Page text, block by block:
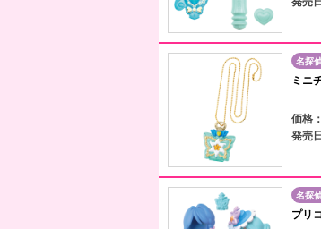
名探
ミニ
価格
発売
名探
プリ